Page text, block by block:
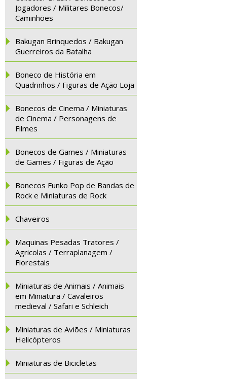
Jogadores / Militares Bonecos/
Caminhões
Bakugan Brinquedos / Bakugan
Guerreiros da Batalha
Boneco de História em
Quadrinhos / Figuras de Ação Loja
Bonecos de Cinema / Miniaturas
de Cinema / Personagens de
Filmes
Bonecos de Games / Miniaturas
de Games / Figuras de Ação
Bonecos Funko Pop de Bandas de
Rock e Miniaturas de Rock
Chaveiros
Maquinas Pesadas Tratores /
Agricolas / Terraplanagem /
Florestais
Miniaturas de Animais / Animais
em Miniatura / Cavaleiros
medieval / Safari e Schleich
Miniaturas de Aviões / Miniaturas
Helicópteros
Miniaturas de Bicicletas